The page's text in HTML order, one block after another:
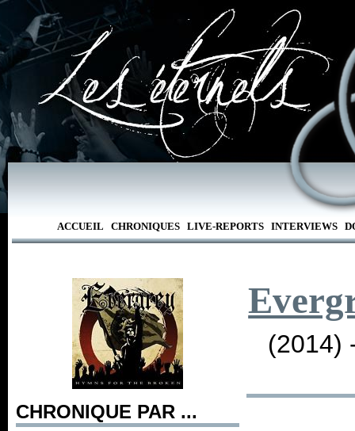
ACCUEIL CHRONIQUES LIVE-REPORTS INTERVIEWS
CHRONIQUE PAR ...
(2014)